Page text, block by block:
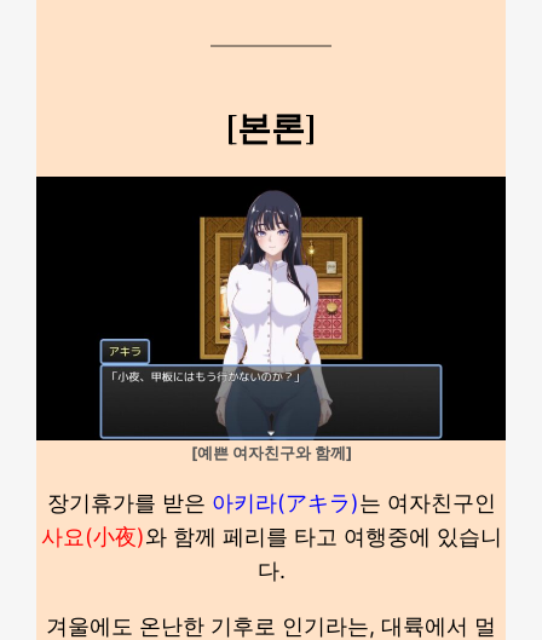
[본론]
[예쁜 여자친구와 함께]
장기휴가를 받은 아키라(アキラ)는 여자친구인
사요(小夜)와 함께 페리를 타고 여행중에 있습니
다.
겨울에도 온난한 기후로 인기라는, 대륙에서 멀